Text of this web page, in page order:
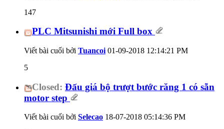
147
PLC Mitsunishi mới Full box
Viết bài cuối bởi Tuancoi 01-09-2018 12:14:21 PM
5
Closed: Đấu giá bộ trượt bước răng 1 có sẵn
motor step
Viết bài cuối bởi Selecao 18-07-2018 05:14:36 PM